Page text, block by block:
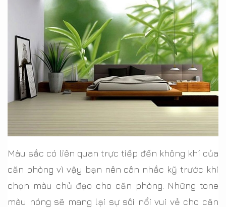
Màu sắc có liên quan trực tiếp đến không khí của
căn phòng vì vậy bạn nên cân nhắc kỹ trước khi
chọn màu chủ đạo cho căn phòng. Những tone
màu nóng sẽ mang lại sự sôi nổi vui vẻ cho căn